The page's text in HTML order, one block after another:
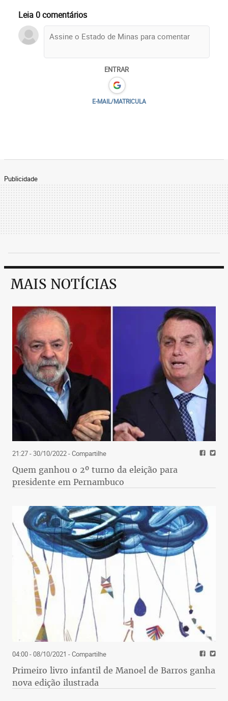
Leia 0 comentários
ENTRAR
E-MAIL/MATRICULA
Publicidade
MAIS NOTÍCIAS
21:27 - 30/10/2022- Compartilhe
Quem ganhou o 2º turno da eleição para
presidente em Pernambuco
04:00 - 08/10/2021 - Compartilhe
Primeiro livro infantil de Manoel de Barros ganha
nova edição ilustrada